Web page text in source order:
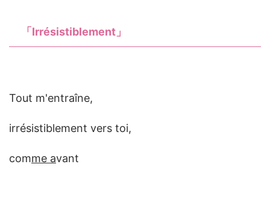
「Irrésistiblement」
Tout m'entraîne,
irrésistiblement vers toi,
comme avant